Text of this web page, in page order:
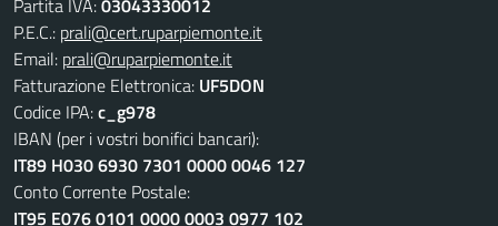
Partita IVA:03043330012
P.E.C.: prali@cert.ruparpiemonte.it
Email: prali@ruparpiemonte.it
Fatturazione Elettronica: UF5DON
Codice IPA:c_g978
IBAN (per i vostri bonifici bancari):
IT89 H030 6930 7301 0000 0046 127
Conto Corrente Postale:
IT95 E076 0101 0000 0003 0977 102